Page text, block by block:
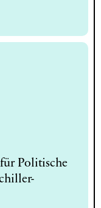
Politische